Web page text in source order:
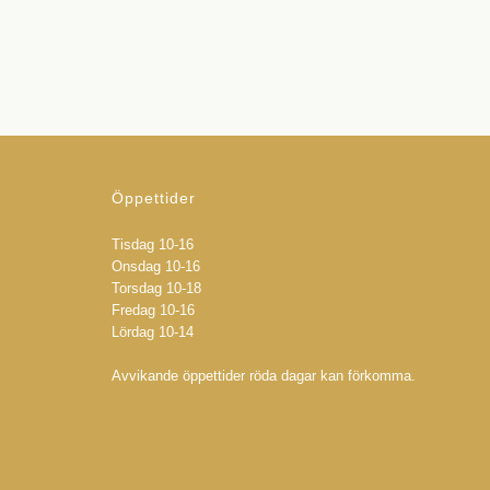
Öppettider
Tisdag 10-16
Onsdag 10-16
Torsdag 10-18
Fredag 10-16
Lördag 10-14
Avvikande öppettider röda dagar kan förkomma.